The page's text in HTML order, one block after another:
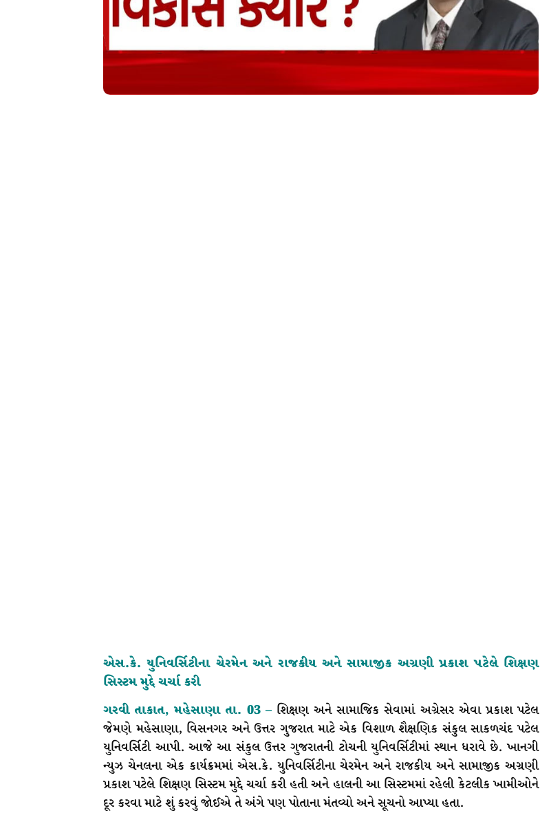
એસ.કે. યુનિવર્સિટીના ચેરમેન અને રાજકીય અને સામાજીક અગ્રણી પ્રકાશ પટેલે શિક્ષણ
સિસ્ટમ મુદ્દે ચર્ચા કરી
ગરવી તાકાત, મહેસાણા તા. 03 – શિક્ષણ અને સામાજિક સેવામાં અગ્રેસર એવા પ્રકાશ પટેલ
જેમણે મહેસાણા, વિસનગર અને ઉત્તર ગુજરાત માટે એક વિશાળ શૈક્ષણિક સંકુલ સાકળચંદ પટેલ
યુનિવર્સિટી આપી. આજે આ સંકુલ ઉત્તર ગુજરાતની ટોચની યુનિવર્સિટીમાં સ્થાન ધરાવે છે. ખાનગી
ન્યુઝ ચેનલના એક કાર્યક્રમમાં એસ.કે. યુનિવર્સિટીના ચેરમેન અને રાજકીય અને સામાજીક અગ્રણી
પ્રકાશ પટેલે શિક્ષણ સિસ્ટમ મુદ્દે ચર્ચા કરી હતી અને હાલની આ સિસ્ટમમાં રહેલી કેટલીક ખામીઓને
દૂર કરવા માટે શું કરવું જોઈએ તે અંગે પણ પોતાના મંતવ્યો અને સૂચનો આપ્યા હતા.